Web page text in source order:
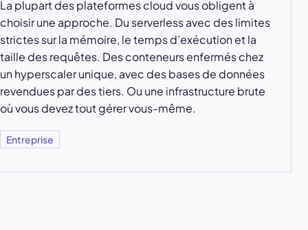
La plupart des plateformes cloud vous obligent à
choisir une approche. Du serverless avec des limites
strictes sur la mémoire, le temps d’exécution et la
taille des requêtes. Des conteneurs enfermés chez
un hyperscaler unique, avec des bases de données
revendues par des tiers. Ou une infrastructure brute
où vous devez tout gérer vous-même.
Entreprise